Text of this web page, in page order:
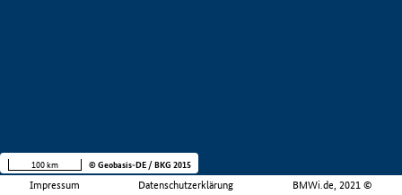
Impressum Datenschutzerklärung BMWi.de, 2021 ©
100 km © Geobasis-DE / BKG 2015